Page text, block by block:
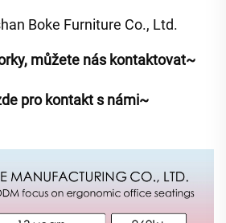
Boke Furniture Co., Ltd.
můžete nás kontaktovat~
pro kontakt s námi~